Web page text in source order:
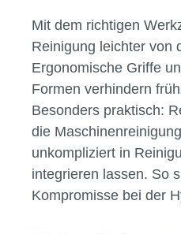
Mit dem richtigen
Reinigung leichter von
Ergonomische Griffe
Formen verhindern
Besonders praktisch:
die
unkompliziert in
integrieren lassen. So
Kompromisse bei der